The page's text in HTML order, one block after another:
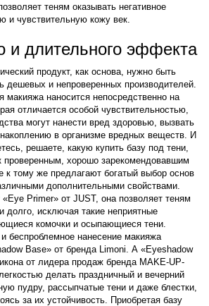
теням оказывать негативное
и чувствительную кожу век.
и длительного эффекта
продукт, как основа, нужно быть
дешевых и непроверенных производителей.
макияжа наносится непосредственно на
отличается особой чувствительностью,
могут нанести вред здоровью, вызвать
в организме вредных веществ. И
решаете, какую купить базу под тени,
проверенным, хорошо зарекомендовавшим
к тому же предлагают богатый выбор основ
дополнительными свойствами.
Primer» от JUST, она позволяет теням
долго, исключая такие неприятные
комочки и осыпающиеся тени.
беспроблемное нанесение макияжа
Base» от бренда Limoni. А «Eyeshadow
от лидера продаж бренда MAKE-UP-
делать праздничный и вечерний
пудру, рассыпчатые тени и даже блестки,
за их устойчивость. Приобретая базу